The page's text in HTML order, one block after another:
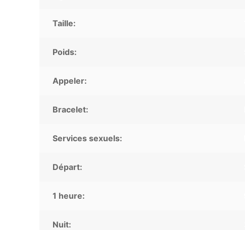
Taille:
Poids:
Appeler:
Bracelet:
Services sexuels:
Départ:
1 heure:
Nuit: